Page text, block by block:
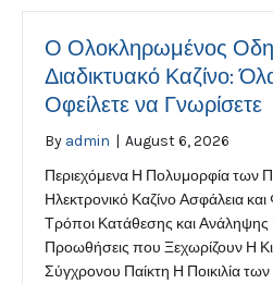
Ο Ολοκληρωμένος
Διαδικτυακό Καζίνο:
Οφείλετε να Γνωρίσετε
By admin | August 6, 2026
Περιεχόμενα Η Πολυμορφία των
Ηλεκτρονικό Καζίνο Ασφάλεια
Τρόποι Κατάθεσης και
Προωθήσεις που Ξεχωρίζουν Η
Σύγχρονου Παίκτη Η Ποικιλία